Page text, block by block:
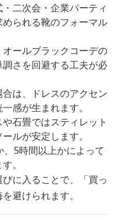
・二次会・企業パーティ
られる靴のフォーマル
オールブラックコーデの
さを回避する工夫が必
は、ドレスのアクセン
感が生まれます。
や石畳ではスティレット
ルが安定します。
、5時間以上かによって
。
に入ることで、「買っ
避けられます。